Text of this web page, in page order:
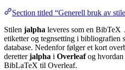
Section titled “Generell bruk av
Stilen jalpha leveres som en BibTeX
etiketter og tegnsetting i bibliografien
database. Nedenfor følger et kort
deretterjalpha i Overleafog hvordan
BibLaTeX til Overleaf.